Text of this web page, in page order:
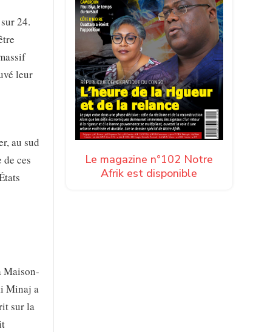
24.
leur
au sud
ces
Maison-
Minaj a
sur la
Le magazine n°102 Notre
Afrik est disponible